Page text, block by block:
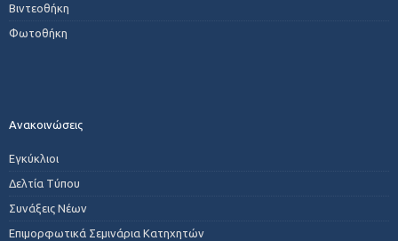
Βιντεοθήκη
Φωτοθήκη
Ανακοινώσεις
Εγκύκλιοι
Δελτία Τύπου
Συνάξεις Νέων
Επιμορφωτικά Σεμινάρια Κατηχητών